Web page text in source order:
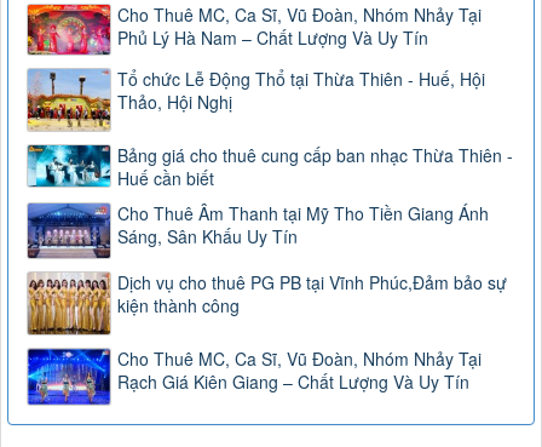
Cho Thuê MC, Ca Sĩ, Vũ Đoàn, Nhóm Nhảy Tại
Phủ Lý Hà Nam – Chất Lượng Và Uy Tín
Tổ chức Lễ Động Thổ tại Thừa Thiên - Huế, Hội
Thảo, Hội Nghị
Bảng giá cho thuê cung cấp ban nhạc Thừa Thiên -
Huế cần biết
Cho Thuê Âm Thanh tại Mỹ Tho Tiền Giang Ánh
Sáng, Sân Khấu Uy Tín
Dịch vụ cho thuê PG PB tại Vĩnh Phúc,Đảm bảo sự
kiện thành công
Cho Thuê MC, Ca Sĩ, Vũ Đoàn, Nhóm Nhảy Tại
Rạch Giá Kiên Giang – Chất Lượng Và Uy Tín